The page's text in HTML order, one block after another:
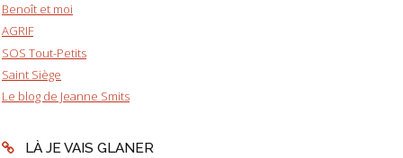
Benoît et moi
AGRIF
SOS Tout-Petits
Saint Siège
Le blog de Jeanne Smits
LÀ JE VAIS GLANER